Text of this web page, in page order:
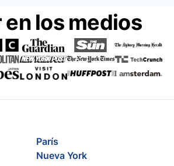
los medios
París
Nueva York